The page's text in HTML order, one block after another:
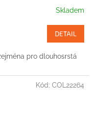
Skladem
DETAIL
pro dlouhosrstá
Kód: COL22264